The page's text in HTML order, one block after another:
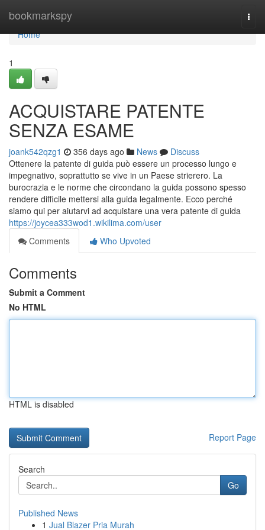
bookmarkspy
Home
Home
1
ACQUISTARE PATENTE
SENZA ESAME
joank542qzg1 356 days ago News
Discuss
Ottenere la patente di guida può essere un processo lungo e
impegnativo, soprattutto se vive in un Paese strierero. La
burocrazia e le norme che circondano la guida possono spesso
rendere difficile mettersi alla guida legalmente. Ecco perché
siamo qui per aiutarvi ad acquistare una vera patente di guida
https://joycea333wod1.wikilima.com/user
Comments
Who Upvoted
Comments
Submit a Comment
No HTML
HTML is disabled
Report Page
Search
Go
Published News
1 Jual Blazer Pria Murah